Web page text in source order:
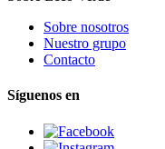
Sobre nosotros
Nuestro grupo
Contacto
Síguenos en